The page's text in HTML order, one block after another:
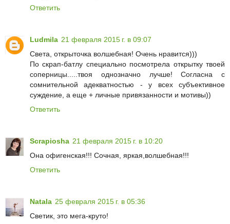
Ответить
Ludmila 21 февраля 2015 г. в 09:07
Света, открыточка волшебная! Очень нравится)))
По скрап-батлу специально посмотрела открытку твоей
соперницы.....твоя однозначно лучше! Согласна с
сомнительной адекватностью - у всех субъективное
суждение, а еще + личные привязанности и мотивы))
Ответить
Scrapiosha 21 февраля 2015 г. в 10:20
Она офигенская!!! Сочная, яркая,волшебная!!!
Ответить
Natala 25 февраля 2015 г. в 05:36
Светик, это мега-круто!